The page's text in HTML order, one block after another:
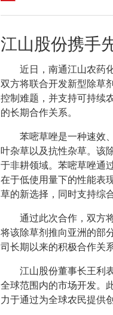
江山股份携手
近日，南通江山农药
双方将联合开发新型除草
控制难题，并支持可持续
的长期合作关系。
苯嘧草唑是一种速效
叶杂草以及抗性杂草。该
于非耕领域。苯嘧草唑通
在于低使用量下的性能表
草的新选择，同时支持综
通过此次合作，双方
将该除草剂推向亚洲的部
司长期以来的积极合作关
江山股份董事长王利
全球范围内的市场开发。
力于通过为全球农民提供